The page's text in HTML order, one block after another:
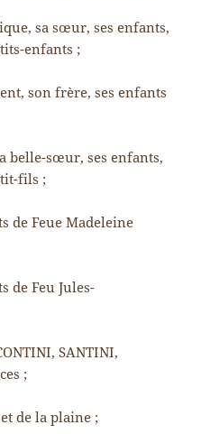
sa sœur, ses enfants,
enfants ;
son frère, ses enfants
belle-sœur, ses enfants,
fils ;
de Feue Madeleine
de Feu Jules-
SANTINI,
;
de la plaine ;